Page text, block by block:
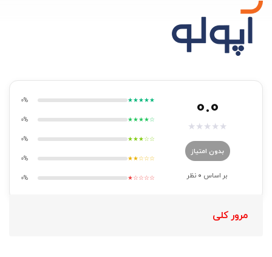
0.0
★
★
★
★
★
بدون امتیاز
بر اساس 0 نظر
★★★★★
0%
★★★★☆
0%
★★★☆☆
0%
★★☆☆☆
0%
★☆☆☆☆
0%
مرور کلی